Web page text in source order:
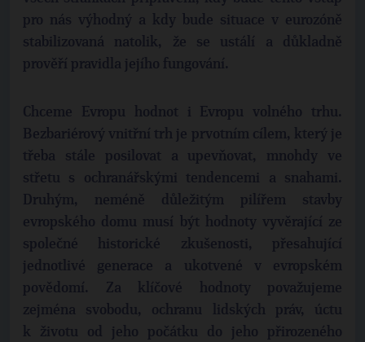
pro nás výhodný a kdy bude situace v eurozóně
stabilizovaná natolik, že se ustálí a důkladně
prověří pravidla jejího fungování.
Chceme Evropu hodnot i Evropu volného trhu.
Bezbariérový vnitřní trh je prvotním cílem, který je
třeba stále posilovat a upevňovat, mnohdy ve
střetu s ochranářskými tendencemi a snahami.
Druhým, neméně důležitým pilířem stavby
evropského domu musí být hodnoty vyvěrající ze
společné historické zkušenosti, přesahující
jednotlivé generace a ukotvené v evropském
povědomí. Za klíčové hodnoty považujeme
zejména svobodu, ochranu lidských práv, úctu
k životu od jeho počátku do jeho přirozeného